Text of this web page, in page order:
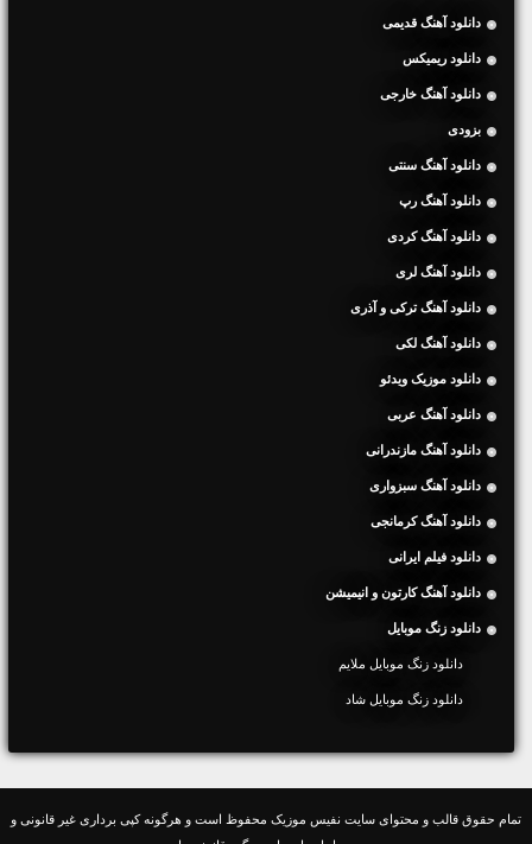
دانلود آهنگ قدیمی
دانلود ریمیکس
دانلود آهنگ خارجی
بزودی
دانلود آهنگ سنتی
دانلود آهنگ رپ
دانلود آهنگ کردی
دانلود آهنگ لری
دانلود آهنگ ترکی و آذری
دانلود آهنگ لکی
دانلود موزیک ویدئو
دانلود آهنگ عربی
دانلود آهنگ مازندرانی
دانلود آهنگ سبزواری
دانلود آهنگ کرمانجی
دانلود فیلم ایرانی
دانلود آهنگ کارتون و انیمیشن
دانلود زنگ موبایل
دانلود زنگ موبایل ملایم
دانلود زنگ موبایل شاد
تمام حقوق قالب و محتوای سایت نفیس موزیک محفوظ است و هرگونه کپی برداری غیر قانونی و